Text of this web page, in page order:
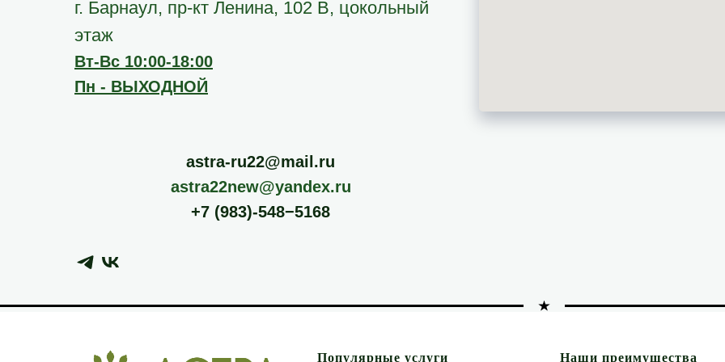
г. Барнаул, пр-кт Ленина, 102 В, цокольный
этаж
Вт-Вс 10:00-18:00
Пн - ВЫХОДНОЙ
astra-ru22@mail.ru
astra22new@yandex.ru
+7 (983)-548−5168
Популярные услуги Наши преимущества